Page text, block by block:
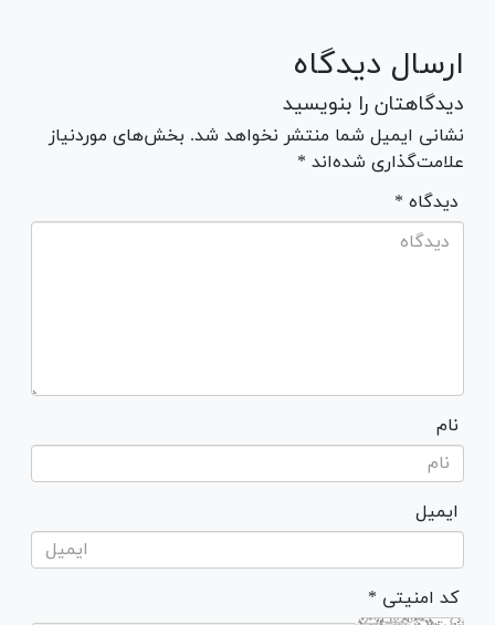
ارسال دیدگاه
دیدگاهتان را بنویسید
نشانی ایمیل شما منتشر نخواهد شد. بخش‌های موردنیاز
علامت‌گذاری شده‌اند *
* دیدگاه
نام
ایمیل
* کد امنیتی